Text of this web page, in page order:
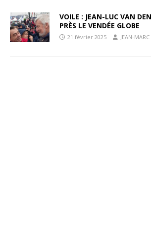
VOILE : JEAN-LUC VAN
PRÈS LE VENDÉE GLOBE
21 février 2025 JEAN-MARC